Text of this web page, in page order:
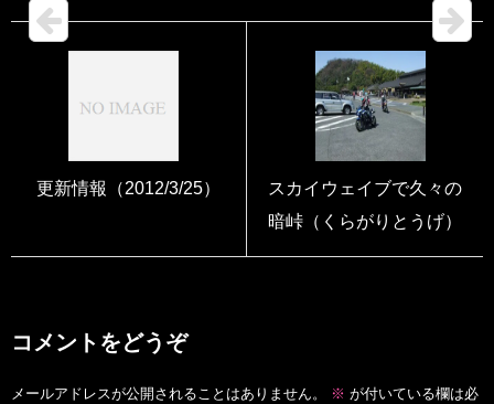
更新情報（2012/3/25）
スカイウェイブで久々の
暗峠（くらがりとうげ）
コメントをどうぞ
メールアドレスが公開されることはありません。 ※ が付いている欄は必